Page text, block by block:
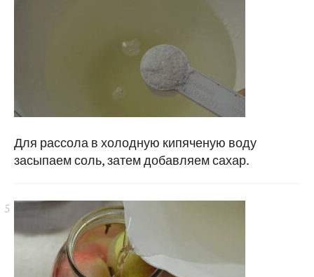
Для рассола в холодную кипяченую воду
засыпаем соль, затем добавляем сахар.